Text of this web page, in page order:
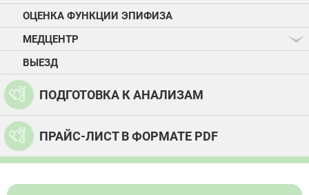
ОЦЕНКА ФУНКЦИИ ЭПИФИЗА
МЕДЦЕНТР
ВЫЕЗД
ПОДГОТОВКА К АНАЛИЗАМ
ПРАЙС-ЛИСТ В ФОРМАТЕ PDF